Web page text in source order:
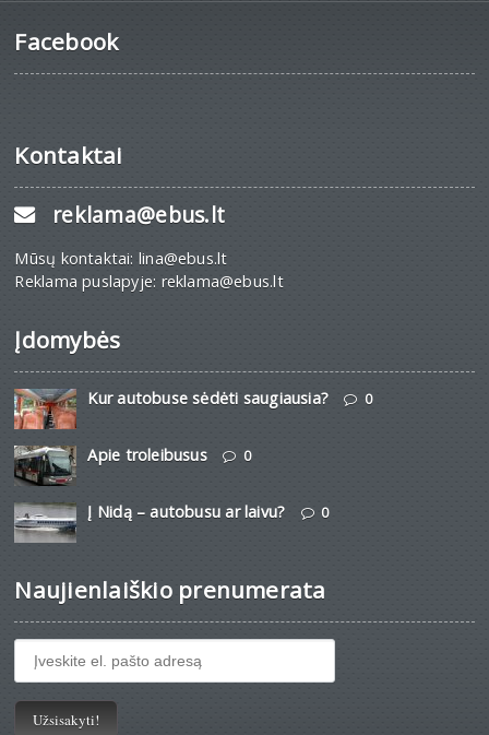
Facebook
Kontaktai
reklama@ebus.lt
Mūsų kontaktai: lina@ebus.lt
Reklama puslapyje: reklama@ebus.lt
Įdomybės
Kur autobuse sėdėti saugiausia? 0
Apie troleibusus 0
Į Nidą – autobusu ar laivu? 0
Naujienlaiškio prenumerata